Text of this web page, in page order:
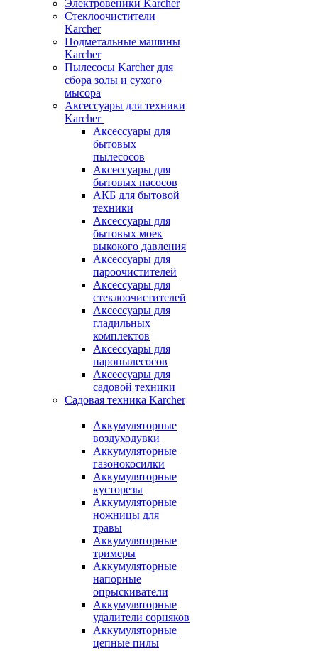
Электровеники Karcher
Стеклоочистители
Karcher
Подметальные машины
Karcher
Пылесосы Karcher для
сбора золы и сухого
мысора
Аксессуары для техники
Karcher
Аксессуары для
бытовых
пылесосов
Аксессуары для
бытовых насосов
АКБ для бытовой
техники
Аксессуары для
бытовых моек
выкокого давления
Аксессуары для
пароочистителей
Аксессуары для
стеклоочистителей
Аксессуары для
гладильных
комплектов
Аксессуары для
паропылесосов
Аксессуары для
садовой техники
Садовая техника Karcher
Аккумуляторные
воздуходувки
Аккумуляторные
газонокосилки
Аккумуляторные
кусторезы
Аккумуляторные
ножницы для
травы
Аккумуляторные
тримеры
Аккумуляторные
напорные
опрыскиватели
Аккумуляторные
удалители сорняков
Аккумуляторные
цепные пилы